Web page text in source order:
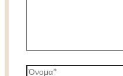
Όνομα*